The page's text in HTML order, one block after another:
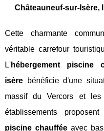
Châteauneuf-sur-Isère,
Cette charmante
véritable carrefour
L'hébergement piscine
isère bénéficie d'une
massif du Vercors et
établissements
piscine chauffée avec